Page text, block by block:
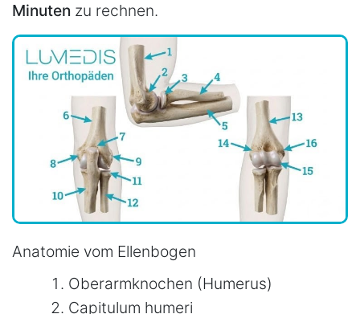
Minuten zu rechnen.
Anatomie vom Ellenbogen
Oberarmknochen (Humerus)
Capitulum humeri